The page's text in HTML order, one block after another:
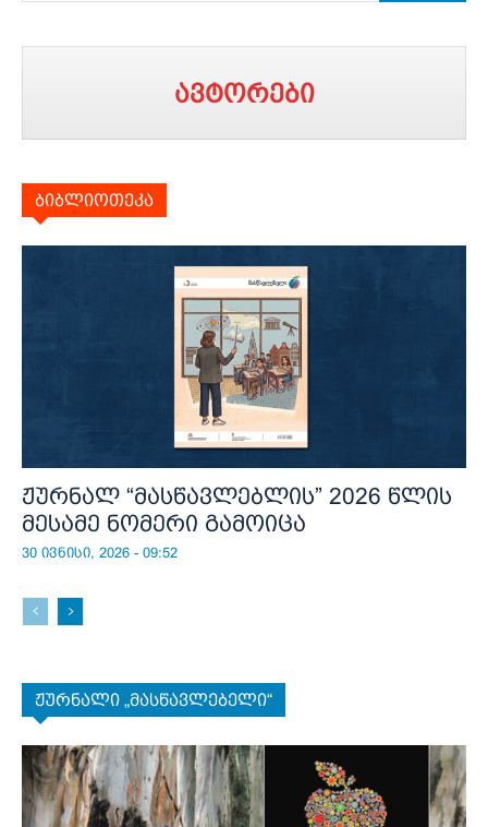
ავტორები
ბიბლიოთეკა
ჟურნალ “მასწავლებლის” 2026 წლის
მესამე ნომერი გამოიცა
30 ივნისი, 2026 - 09:52
ჟურნალი „მასწავლებელი“